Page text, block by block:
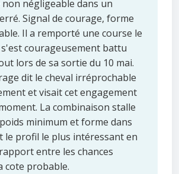
non négligeable dans un
Signal de courage, forme
Il a remporté une course le
s'est courageusement battu
lors de sa sortie du 10 mai.
dit le cheval irréprochable
et visait cet engagement
La combinaison stalle
minimum et forme dans
le profil le plus intéressant en
entre les chances
cote probable.